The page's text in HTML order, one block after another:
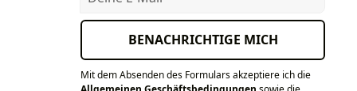
BENACHRICHTIGE MICH
Mit dem Absenden des Formulars akzeptiere ich die